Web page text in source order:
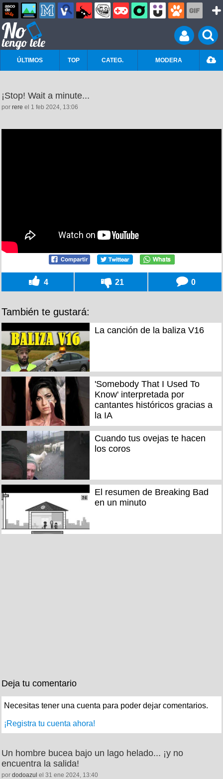
ÚLTIMOS TOP CATEG. MODERA
¡Stop! Wait a minute...
por rere el 1 feb 2024, 13:06
4 21 0
También te gustará:
La canción de la baliza V16
'Somebody That I Used To
Know' interpretada por
cantantes históricos gracias a
la IA
Cuando tus ovejas te hacen
los coros
El resumen de Breaking Bad
en un minuto
Deja tu comentario
Necesitas tener una cuenta para poder dejar comentarios.
¡Registra tu cuenta ahora!
Un hombre bucea bajo un lago helado... ¡y no
encuentra la salida!
por dodoazul el 31 ene 2024, 13:40